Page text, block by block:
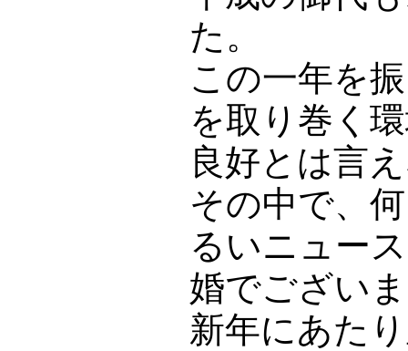
た。
この一年を
を取り巻く
良好とは言
その中で、
るいニュー
婚でござい
新年にあた